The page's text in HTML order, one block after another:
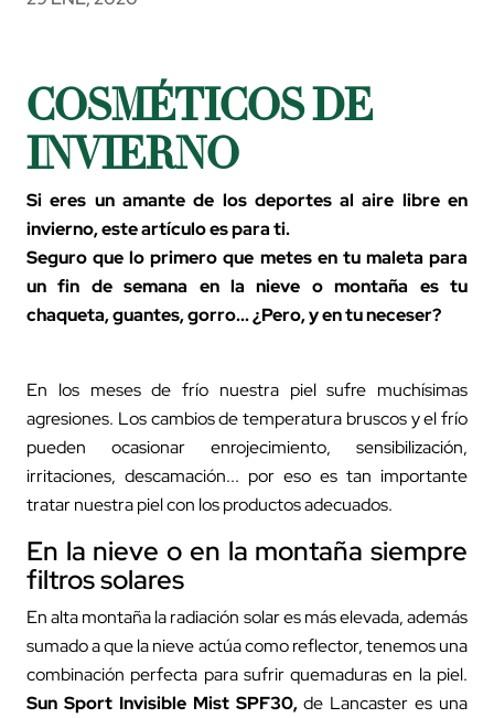
COSMÉTICOS DE
INVIERNO
Si eres un amante de los deportes al aire libre en
invierno, este artículo es para ti.
Seguro que lo primero que metes en tu maleta para
un fin de semana en la nieve o montaña es tu
chaqueta, guantes, gorro... ¿Pero, y en tu neceser?
En los meses de frío nuestra piel sufre muchísimas
agresiones. Los cambios de temperatura bruscos y el frío
pueden ocasionar enrojecimiento, sensibilización,
irritaciones, descamación... por eso es tan importante
tratar nuestra piel con los productos adecuados.
En la nieve o en la montaña siempre
filtros solares
En alta montaña la radiación solar es más elevada, además
sumado a que la nieve actúa como reflector, tenemos una
combinación perfecta para sufrir quemaduras en la piel.
Sun Sport Invisible Mist SPF30,de Lancaster es una